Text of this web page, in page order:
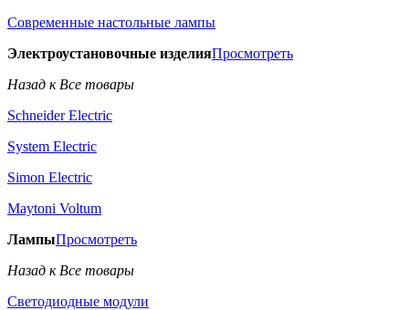
Современные настольные лампы
Электроустановочные изделияПросмотреть
Назад к Все товары
Schneider Electric
System Electric
Simon Electric
Maytoni Voltum
ЛампыПросмотреть
Назад к Все товары
Светодиодные модули